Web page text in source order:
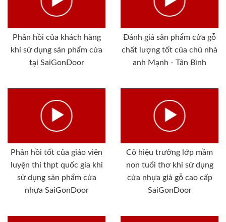
Phản hồi của khách hàng
khi sử dụng sản phẩm cửa
tại SaiGonDoor
Đánh giá sản phẩm cửa gỗ
chất lượng tốt của chủ nhà
anh Mạnh - Tân Bình
Phản hồi tốt của giáo viên
luyện thi thpt quốc gia khi
sử dụng sản phẩm cửa
nhựa SaiGonDoor
Cô hiệu trưởng lớp mầm
non tuổi thơ khi sử dụng
cửa nhựa giả gỗ cao cấp
SaiGonDoor